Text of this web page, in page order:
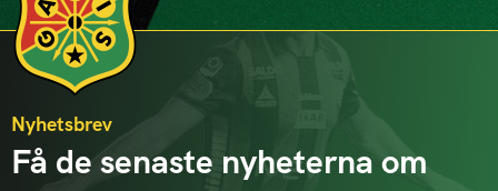
Nyhetsbrev
Få de senaste nyheterna om